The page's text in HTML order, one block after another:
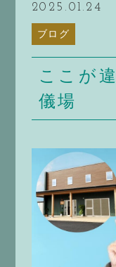
2025.01.24
ブログ
ここが
儀場